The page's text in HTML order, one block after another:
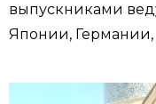
выпускниками
Японии,